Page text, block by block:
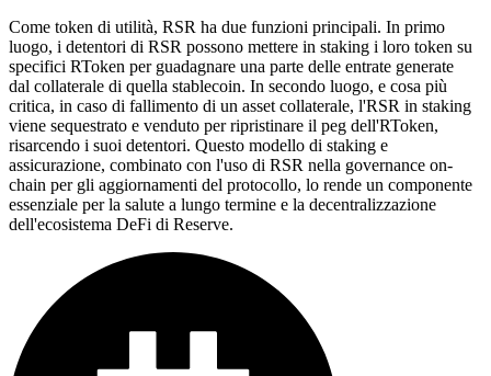
Come token di utilità, RSR ha due funzioni principali. In primo
luogo, i detentori di RSR possono mettere in staking i loro token su
specifici RToken per guadagnare una parte delle entrate generate
dal collaterale di quella stablecoin. In secondo luogo, e cosa più
critica, in caso di fallimento di un asset collaterale, l'RSR in staking
viene sequestrato e venduto per ripristinare il peg dell'RToken,
risarcendo i suoi detentori. Questo modello di staking e
assicurazione, combinato con l'uso di RSR nella governance on-
chain per gli aggiornamenti del protocollo, lo rende un componente
essenziale per la salute a lungo termine e la decentralizzazione
dell'ecosistema DeFi di Reserve.